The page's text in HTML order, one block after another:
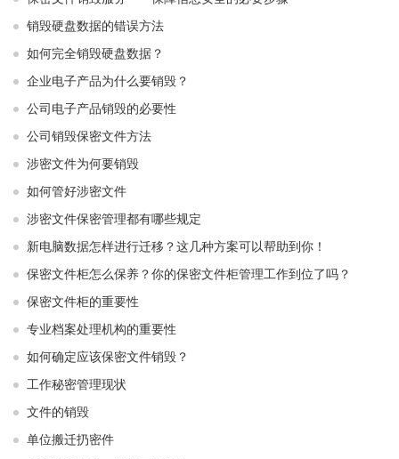
销毁硬盘数据的错误方法
如何完全销毁硬盘数据？
企业电子产品为什么要销毁？
公司电子产品销毁的必要性
公司销毁保密文件方法
涉密文件为何要销毁
如何管好涉密文件
涉密文件保密管理都有哪些规定
新电脑数据怎样进行迁移？这几种方案可以帮助到你！
保密文件柜怎么保养？你的保密文件柜管理工作到位了吗？
保密文件柜的重要性
专业档案处理机构的重要性
如何确定应该保密文件销毁？
工作秘密管理现状
文件的销毁
单位搬迁扔密件